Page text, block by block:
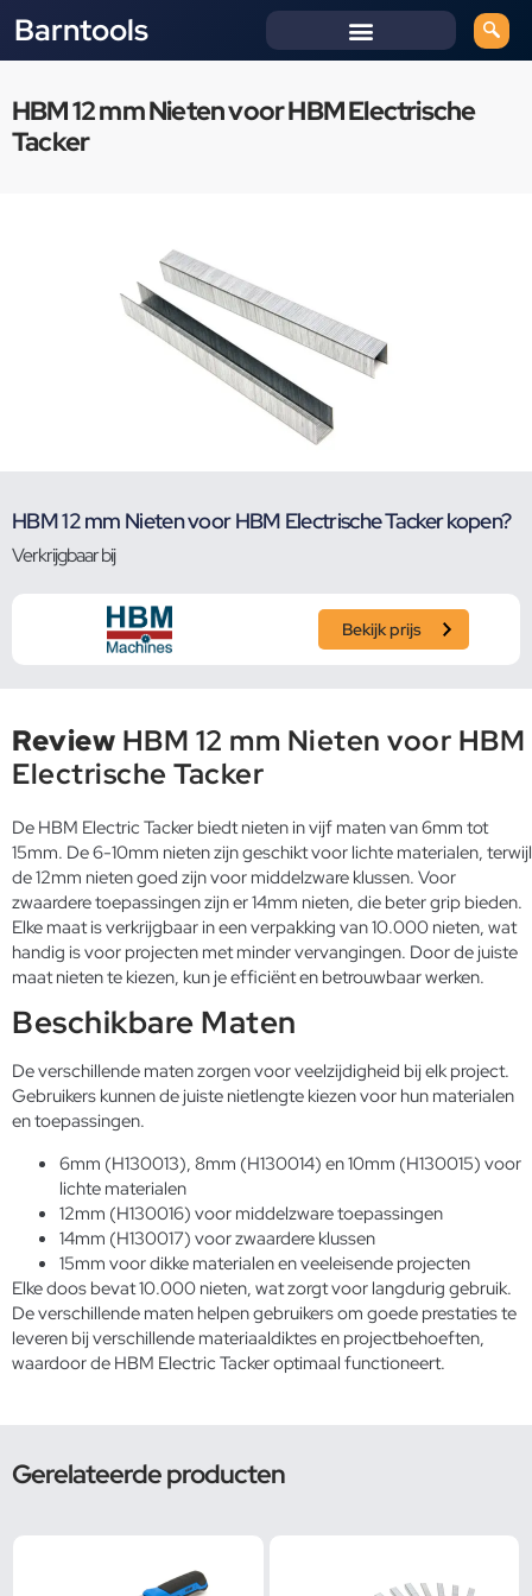
Barntools
HBM 12 mm Nieten voor HBM Electrische
Tacker
HBM 12 mm Nieten voor HBM Electrische Tacker kopen?
Verkrijgbaar bij
Bekijk prijs
Review HBM 12 mm Nieten voor HBM
Electrische Tacker
De HBM Electric Tacker biedt nieten in vijf maten van 6mm tot
15mm. De 6-10mm nieten zijn geschikt voor lichte materialen, terwijl
de 12mm nieten goed zijn voor middelzware klussen. Voor
zwaardere toepassingen zijn er 14mm nieten, die beter grip bieden.
Elke maat is verkrijgbaar in een verpakking van 10.000 nieten, wat
handig is voor projecten met minder vervangingen. Door de juiste
maat nieten te kiezen, kun je efficiënt en betrouwbaar werken.
Beschikbare Maten
De verschillende maten zorgen voor veelzijdigheid bij elk project.
Gebruikers kunnen de juiste nietlengte kiezen voor hun materialen
en toepassingen.
6mm (H130013), 8mm (H130014) en 10mm (H130015) voor
lichte materialen
12mm (H130016) voor middelzware toepassingen
14mm (H130017) voor zwaardere klussen
15mm voor dikke materialen en veeleisende projecten
Elke doos bevat 10.000 nieten, wat zorgt voor langdurig gebruik.
De verschillende maten helpen gebruikers om goede prestaties te
leveren bij verschillende materiaaldiktes en projectbehoeften,
waardoor de HBM Electric Tacker optimaal functioneert.
Gerelateerde producten